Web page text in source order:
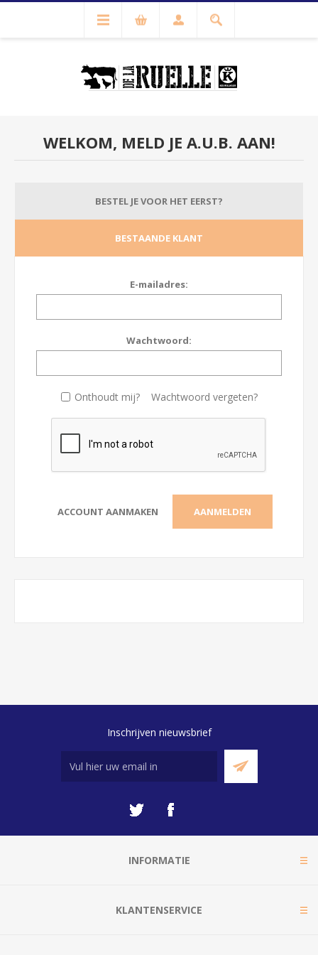
WELKOM, MELD JE A.U.B. AAN!
BESTEL JE VOOR HET EERST?
BESTAANDE KLANT
E-mailadres:
Wachtwoord:
Onthoudt mij? Wachtwoord vergeten?
Inschrijven nieuwsbrief
INFORMATIE
KLANTENSERVICE